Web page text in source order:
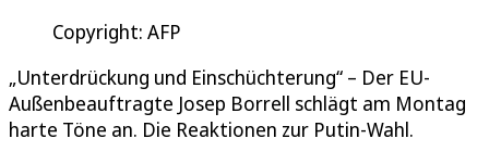
Copyright: AFP
„Unterdrückung und Einschüchterung“ – Der EU-
Außenbeauftragte Josep Borrell schlägt am Montag
harte Töne an. Die Reaktionen zur Putin-Wahl.